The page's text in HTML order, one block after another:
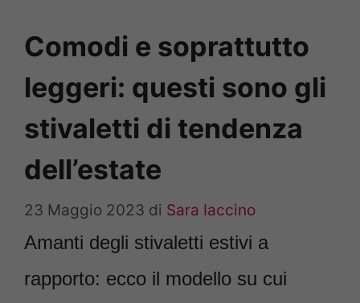
Comodi e soprattutto
leggeri: questi sono gli
stivaletti di tendenza
dell’estate
23 Maggio 2023 di Sara Iaccino
Amanti degli stivaletti estivi a
rapporto: ecco il modello su cui